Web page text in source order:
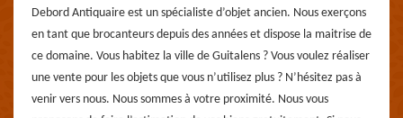
Debord Antiquaire est un spécialiste d’objet ancien. Nous exerçons
en tant que brocanteurs depuis des années et dispose la maitrise de
ce domaine. Vous habitez la ville de Guitalens ? Vous voulez réaliser
une vente pour les objets que vous n’utilisez plus ? N’hésitez pas à
venir vers nous. Nous sommes à votre proximité. Nous vous